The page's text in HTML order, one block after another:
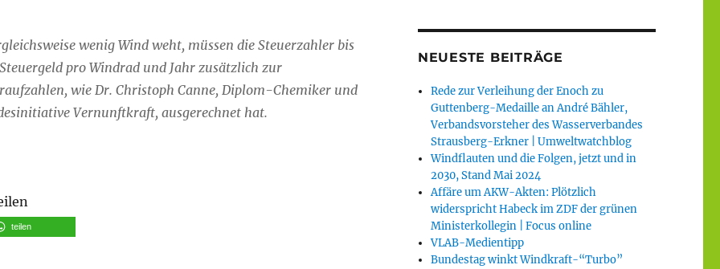
wenig Wind weht, müssen die Steuerzahler bis
pro Windrad und Jahr zusätzlich zur
wie Dr. Christoph Canne, Diplom-Chemiker und
Vernunftkraft, ausgerechnet hat.
teilen
NEUESTE BEITRÄGE
Rede zur Verleihung der Enoch zu
Guttenberg-Medaille an André Bähler,
Verbandsvorsteher des Wasserverbandes
Strausberg-Erkner | Umweltwatchblog
Windflauten und die Folgen, jetzt und in
2030, Stand Mai 2024
Affäre um AKW-Akten: Plötzlich
widerspricht Habeck im ZDF der grünen
Ministerkollegin | Focus online
VLAB-Medientipp
Bundestag winkt Windkraft-“Turbo”